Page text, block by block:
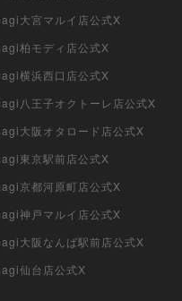
ド
大宮マルイ店公式X
柏モディ店公式X
横浜西口店公式X
八王子オクトーレ店公式X
大阪オタロード店公式X
東京駅前店公式X
京都河原町店公式X
神戸マルイ店公式X
大阪なんば駅前店公式X
仙台店公式X